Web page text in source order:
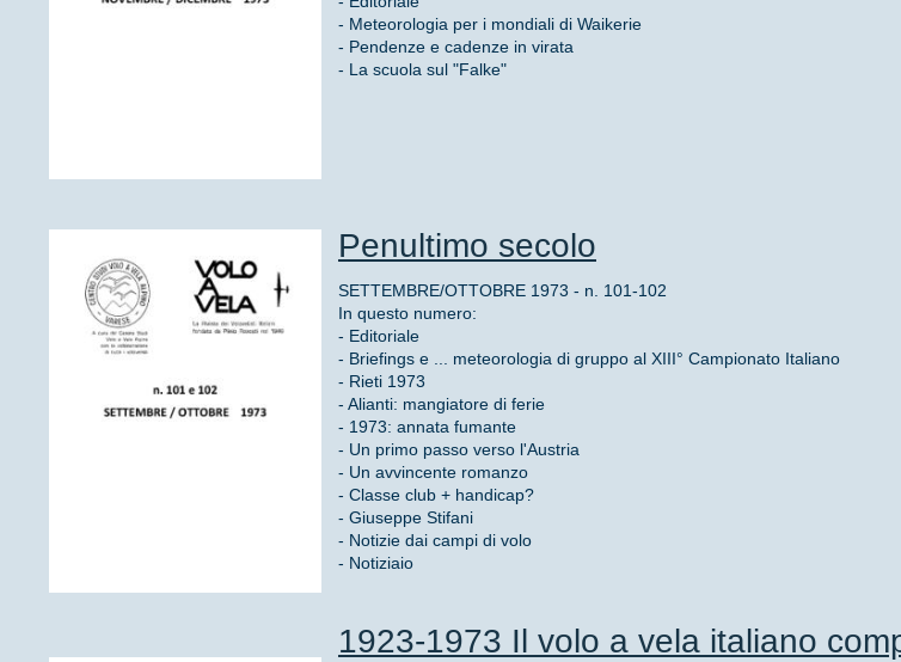
- Meteorologia per i mondiali di Waikerie
- Pendenze e cadenze in virata
- La scuola sul "Falke"
Penultimo secolo
SETTEMBRE/OTTOBRE 1973 - n. 101-102
In questo numero:
- Editoriale
- Briefings e ... meteorologia di gruppo al XIII° Campionato Italiano
- Rieti 1973
- Alianti: mangiatore di ferie
- 1973: annata fumante
- Un primo passo verso l'Austria
- Un avvincente romanzo
- Classe club + handicap?
- Giuseppe Stifani
- Notizie dai campi di volo
- Notiziaio
1923-1973 Il volo a vela italiano